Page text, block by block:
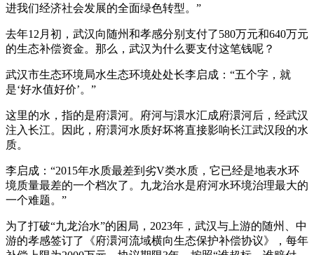
进我们经济社会发展的全面绿色转型。”
去年12月初，武汉向随州和孝感分别支付了580万元和640万元
的生态补偿资金。那么，武汉为什么要支付这笔钱呢？
武汉市生态环境局水生态环境处处长李启成：“五个字，就
是‘好水值好价’。”
这里的水，指的是府澴河。府河与澴水汇成府澴河后，经武汉
注入长江。因此，府澴河水质好坏将直接影响长江武汉段的水
质。
李启成：“2015年水质最差到劣V类水质，它已经是地表水环
境质量最差的一个档次了。九龙治水是府河水环境治理最大的
一个难题。”
为了打破“九龙治水”的困局，2023年，武汉与上游的随州、中
游的孝感签订了《府澴河流域横向生态保护补偿协议》，每年